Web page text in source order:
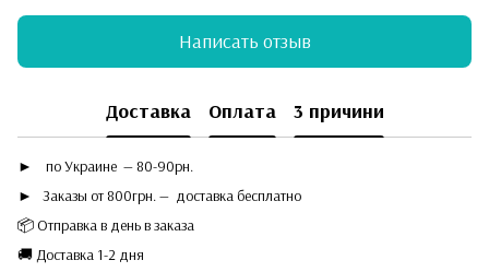
Написать отзыв
Доставка Оплата 3 причини
►
по Украине — 80-90рн.
► Заказы от 800грн. — доставка бесплатно
📦 Отправка в день в заказа
🚚 Доставка 1-2 дня